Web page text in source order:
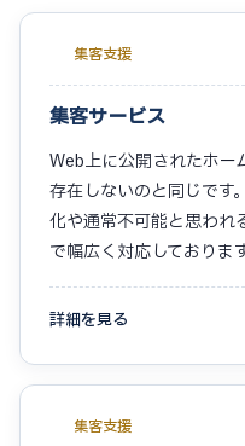
集客支援
集客サービス
Web上に公開されたホー
存在しないのと同じです
化や通常不可能と思われ
で幅広く対応しております
詳細を見る
集客支援